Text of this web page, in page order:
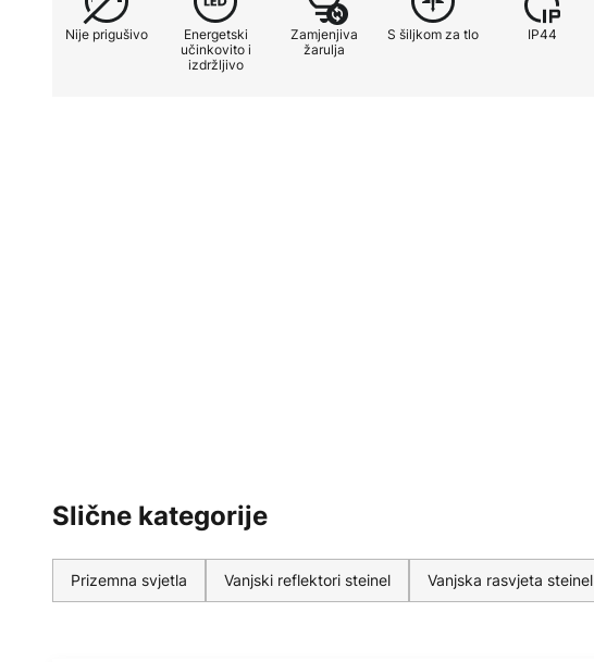
- Postavka za sumrak: 2 – 1.000 luksa
Nije prigušivo
Energetski
učinkovito i
izdržljivo
Zamjenjiva
žarulja
S šiljkom za tlo IP44
Slične kategorije
Prizemna svjetla Vanjski reflektori steinel Vanjska rasvjeta steinel